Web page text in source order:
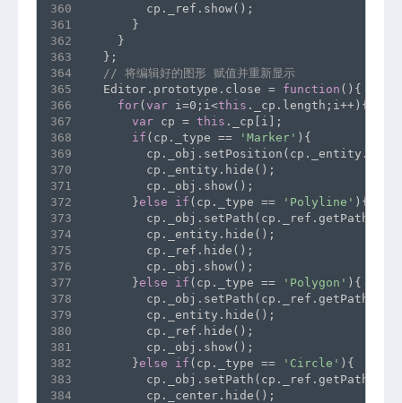
360
361
362
363
364
365
366
367
368
369
370
371
372
373
374
375
376
377
378
379
380
381
382
383
384
        cp._ref.show();
      }
    }
  };
// 将编辑好的图形 赋值并重新显示
  Editor.prototype.close =
function (){
for(var i=0;i<this ._cp.length;i++){
var cp = this ._cp[i];
if (cp._type == 'Marker' ){
        cp._entity.hide();
        cp._obj.show();
      }
else if (cp._type == 'Polyline' ){
        cp._obj.setPath(cp._ref.getPath());
        cp._entity.hide();
        cp._ref.hide();
        cp._obj.show();
      }
else if (cp._type == 'Polygon' ){
        cp._obj.setPath(cp._ref.getPath());
        cp._entity.hide();
        cp._ref.hide();
        cp._obj.show();
      }
else if (cp._type == 'Circle' ){
        cp._obj.setPath(cp._ref.getPath());
        cp._center.hide();